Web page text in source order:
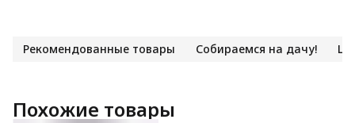
Рекомендованные товары Собираемся на дачу!
Похожие товары